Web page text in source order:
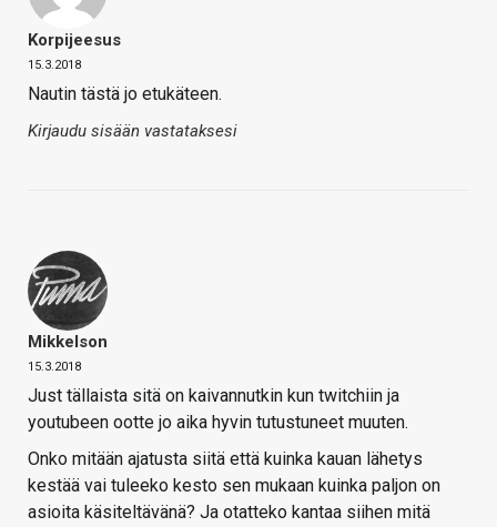
Korpijeesus
15.3.2018
Nautin tästä jo etukäteen.
Kirjaudu sisään vastataksesi
Mikkelson
15.3.2018
Just tällaista sitä on kaivannutkin kun twitchiin ja
youtubeen ootte jo aika hyvin tutustuneet muuten.
Onko mitään ajatusta siitä että kuinka kauan lähetys
kestää vai tuleeko kesto sen mukaan kuinka paljon on
asioita käsiteltävänä? Ja otatteko kantaa siihen mitä